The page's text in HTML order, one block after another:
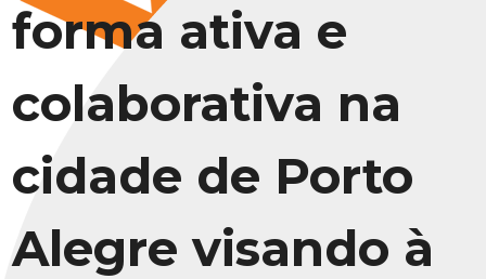
forma ativa e
colaborativa na
cidade de Porto
Alegre visando à